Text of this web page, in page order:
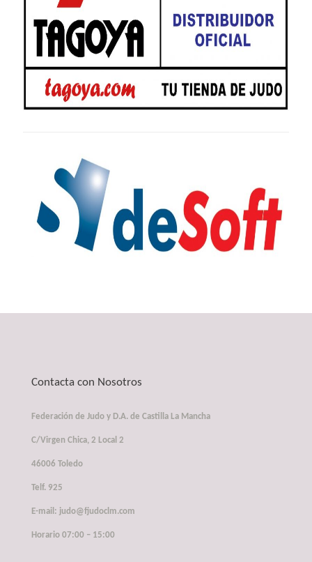
Contacta con Nosotros
Federación de Judo y D.A. de Castilla La Mancha
C/Virgen Chica, 2 Local 2
46006 Toledo
Telf. 925
E-mail: judo@fjudoclm.com
Horario 07:00 – 15:00